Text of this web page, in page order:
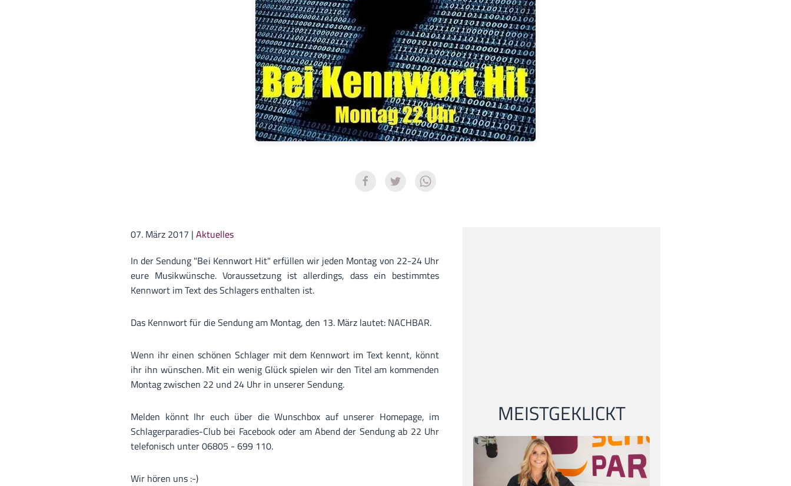
07. März 2017 | Aktuelles
In der Sendung "Bei Kennwort Hit" erfüllen wir jeden Montag von 22-24 Uhr
eure Musikwünsche. Voraussetzung ist allerdings, dass ein bestimmtes
Kennwort im Text des Schlagers enthalten ist.
Das Kennwort für die Sendung am Montag, den 13. März lautet: NACHBAR.
Wenn ihr einen schönen Schlager mit dem Kennwort im Text kennt, könnt
ihr ihn wünschen. Mit ein wenig Glück spielen wir den Titel am kommenden
Montag zwischen 22 und 24 Uhr in unserer Sendung.
Melden könnt Ihr euch über die Wunschbox auf unserer Homepage, im
Schlagerparadies-Club bei Facebook oder am Abend der Sendung ab 22 Uhr
telefonisch unter 06805 - 699 110.
Wir hören uns :-)
MEISTGEKLICKT